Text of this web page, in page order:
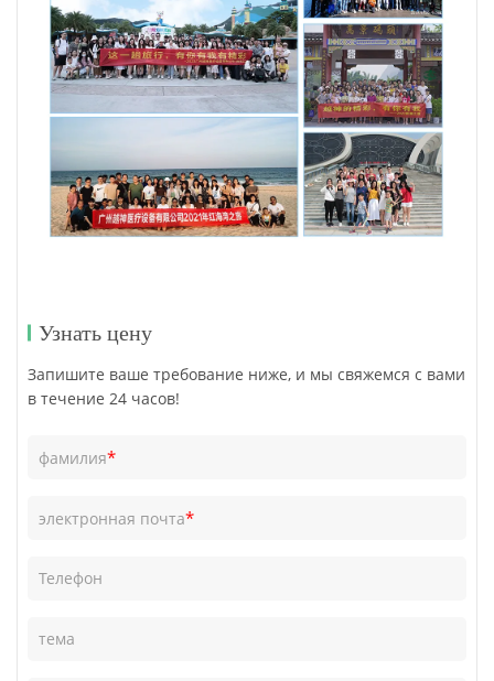
Узнать цену
Запишите ваше требование ниже, и мы свяжемся с вами
в течение 24 часов!
фамилия*
электронная почта*
Телефон
тема